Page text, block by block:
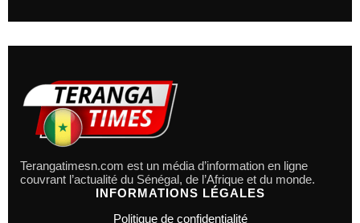
Terangatimesn.com est un média d’information en ligne
couvrant l’actualité du Sénégal, de l’Afrique et du monde.
INFORMATIONS LÉGALES
Politique de confidentialité